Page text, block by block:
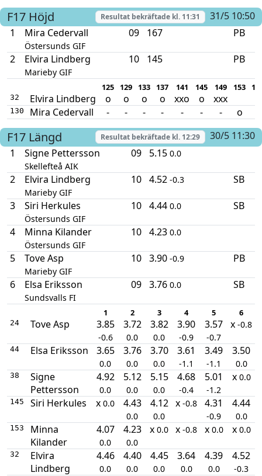
F17 Höjd Resultat bekräftade kl. 11:31
31/5 10:50
1
Mira Cedervall
Östersunds GIF
09 167 PB
2 Elvira Lindberg
Marieby GIF
10 145 PB
125 129 133 137 141 145 149 153
32 Elvira Lindberg o o o o xxo o xxx
130 Mira Cedervall - - - - - - - o
F17 Längd Resultat bekräftade kl. 12:29
30/5 11:30
1
Signe Pettersson
Skellefteå AIK
09 5.15 0.0
2 Elvira Lindberg
Marieby GIF
10 4.52 -0.3 SB
3 Siri Herkules
Östersunds GIF
10 4.44 0.0 SB
4 Minna Kilander
Östersunds GIF
10 4.23 0.0
5 Tove Asp
Marieby GIF
10 3.90 -0.9 PB
6 Elsa Eriksson
Sundsvalls FI
09 3.76 0.0 SB
1 2 3 4 5 6
24 Tove Asp 3.85
-0.6
3.72
0.0
3.82
0.0
3.90
-0.9
3.57
-0.7
x -0.8
44 Elsa Eriksson 3.65
0.0
3.76
0.0
3.70
0.0
3.61
-1.1
3.49
-1.1
3.50
0.0
38
Signe
Pettersson
4.92
0.0
5.12
0.0
5.15
0.0
4.68
-0.4
5.01
-1.2
x 0.0
145 Siri Herkules x 0.0 4.43
0.0
4.12
0.0
x -0.8 4.31
-0.9
4.44
0.0
153
Minna
Kilander
4.07
0.0
4.23
0.0
x 0.0 x -0.8 x 0.0 x 0.0
32
Elvira
Lindberg
4.46
0.0
4.40
0.0
4.45
0.0
3.64
0.0
4.39
0.0
4.52
-0.3